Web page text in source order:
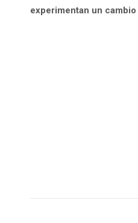
experimentan un cambio